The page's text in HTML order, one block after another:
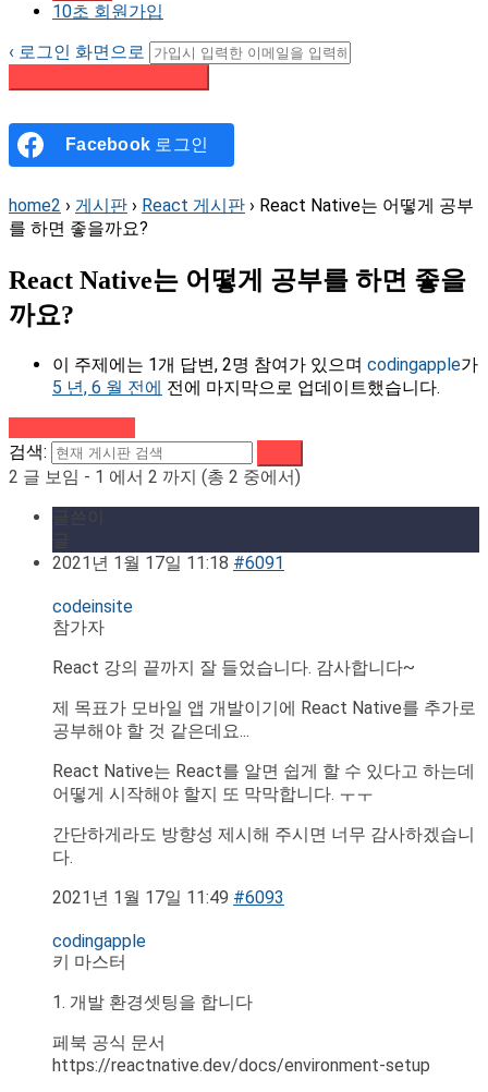
10초 회원가입
‹ 로그인 화면으로
Facebook 로그인
home2 › 게시판 › React 게시판 › React Native는 어떻게 공부
를 하면 좋을까요?
React Native는 어떻게 공부를 하면 좋을
까요?
이 주제에는 1개 답변, 2명 참여가 있으며 codingapple가
5 년, 6 월 전에 전에 마지막으로 업데이트했습니다.
검색:
2 글 보임 - 1 에서 2 까지 (총 2 중에서)
2021년 1월 17일 11:18 #6091
codeinsite
참가자
React 강의 끝까지 잘 들었습니다. 감사합니다~
제 목표가 모바일 앱 개발이기에 React Native를 추가로
공부해야 할 것 같은데요...
React Native는 React를 알면 쉽게 할 수 있다고 하는데
어떻게 시작해야 할지 또 막막합니다. ㅜㅜ
간단하게라도 방향성 제시해 주시면 너무 감사하겠습니
다.
2021년 1월 17일 11:49 #6093
codingapple
키 마스터
1. 개발 환경셋팅을 합니다
페북 공식 문서
https://reactnative.dev/docs/environment-setup